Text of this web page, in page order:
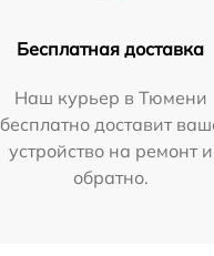
Бесплатная доставка
Наш курьер в Тюмени
бесплатно доставит
устройство на ремонт и
обратно.